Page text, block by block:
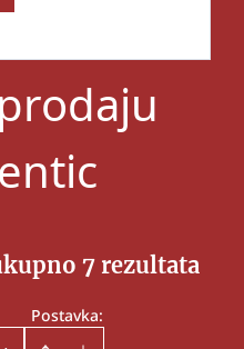
7 rezultata
Postavka: